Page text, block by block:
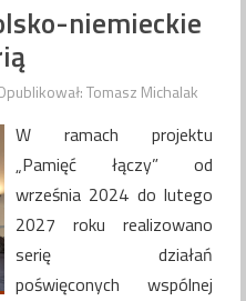
niemieckie
Tomasz Michalak
W ramach projektu
„Pamięć łączy” od
września 2024 do lutego
2027 roku realizowano
serię działań
poświęconych wspólnej